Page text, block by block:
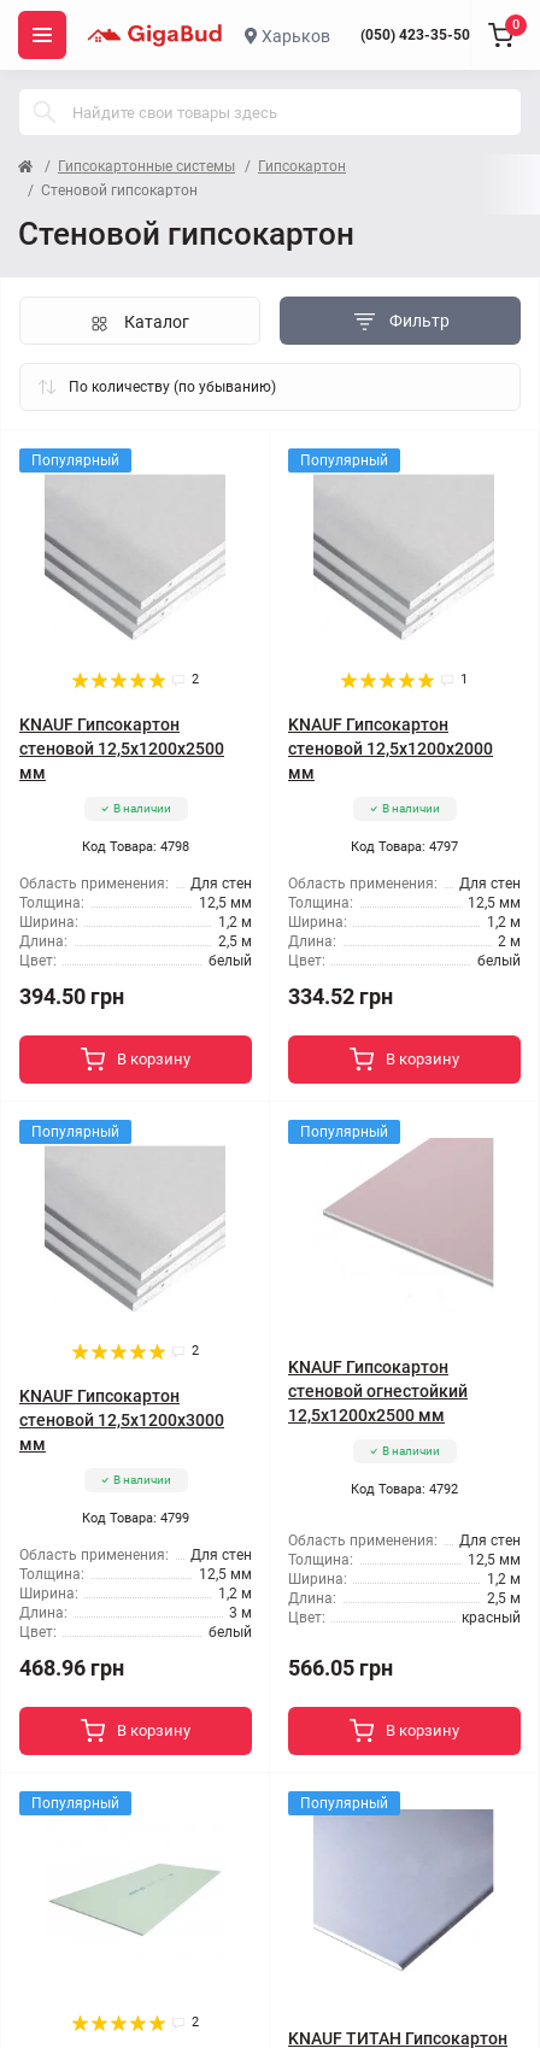
Харьков (050) 423-35-50
0
Гипсокартонные системы
Гипсокартон
Стеновой гипсокартон
Стеновой гипсокартон
Фильтр
Каталог
Популярный
2
KNAUF Гипсокартон
стеновой 12,5x1200x2500
мм
В наличии
Код Товара: 4798
Область применения:
Для стен
Толщина:
12,5 мм
Ширина:
1,2 м
Длина:
2,5 м
Цвет:
белый
394.50 грн
В корзину
Популярный
1
KNAUF Гипсокартон
стеновой 12,5x1200x2000
мм
В наличии
Код Товара: 4797
Область применения:
Для стен
Толщина:
12,5 мм
Ширина:
1,2 м
Длина:
2 м
Цвет:
белый
334.52 грн
В корзину
Популярный
2
KNAUF Гипсокартон
стеновой 12,5x1200x3000
мм
В наличии
Код Товара: 4799
Область применения:
Для стен
Толщина:
12,5 мм
Ширина:
1,2 м
Длина:
3 м
Цвет:
белый
468.96 грн
В корзину
Популярный
KNAUF Гипсокартон
стеновой огнестойкий
12,5x1200x2500 мм
В наличии
Код Товара: 4792
Область применения:
Для стен
Толщина:
12,5 мм
Ширина:
1,2 м
Длина:
2,5 м
Цвет:
красный
566.05 грн
В корзину
Популярный
2
Популярный
KNAUF ТИТАН Гипсокартон